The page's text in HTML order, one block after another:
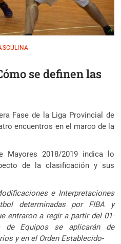
se definen las
Fase de la Liga Provincial de
encuentros en el marco de la
Mayores 2018/2019 indica lo
de la clasificación y sus
e Interpretaciones
determinadas por FIBA y
entraron a regir a partir del 01-
de Equipos se aplicarán de
y en el Orden Establecido-